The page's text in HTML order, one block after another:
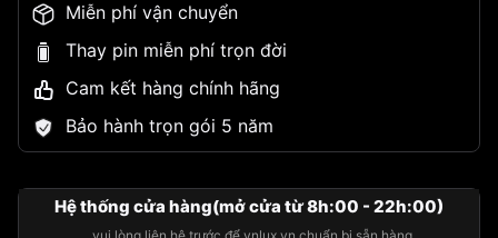
Miễn phí vận chuyển
Thay pin miễn phí trọn đời
Cam kết hàng chính hãng
Bảo hành trọn gói 5 năm
Hệ thống cửa hàng(mở cửa từ 8h:00 - 22h:00)